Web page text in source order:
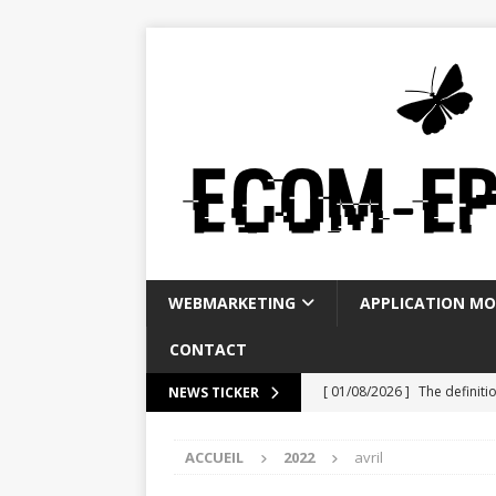
WEBMARKETING APPLICATION
CONTACT
NEWS TICKER [ 01/08/2026 ] The
WEBMARKETING
ACCUEIL 2022 avril